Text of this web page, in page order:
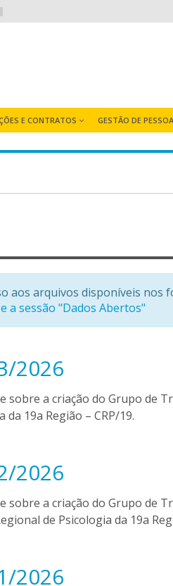
E CONTRATOS GESTÃO DE
aos arquivos disponíveis nos
a sessão "Dados Abertos"
2026
sobre a criação do Grupo de
19a Região – CRP/19.
2026
sobre a criação do Grupo de
de Psicologia da 19a
2026